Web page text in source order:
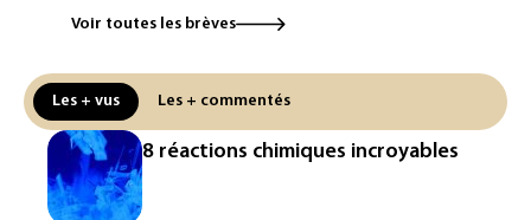
Jeux vidéo: le très attendu "GTA VI"
promet d'en dévoiler plus sur Netflix le
Dans les entrailles de Paris, un chantier
ferroviaire hors norme pour revitaliser
les rails du RER
Meta se lance sur le marché des logiciels
Voir toutes les brèves
Les + vus Les + commentés
8 réactions chimiques incroyables